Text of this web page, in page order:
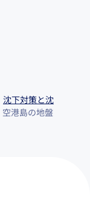
沈下対策と沈
空港島の地盤